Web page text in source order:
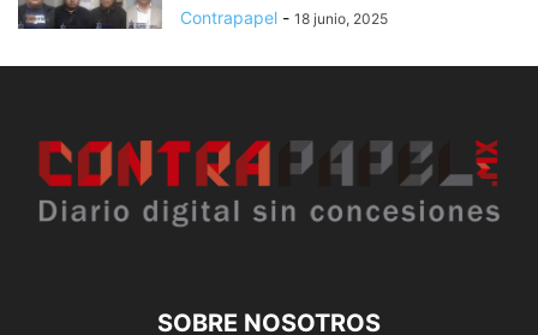
Contrapapel - 18 junio, 2025
SOBRE NOSOTROS